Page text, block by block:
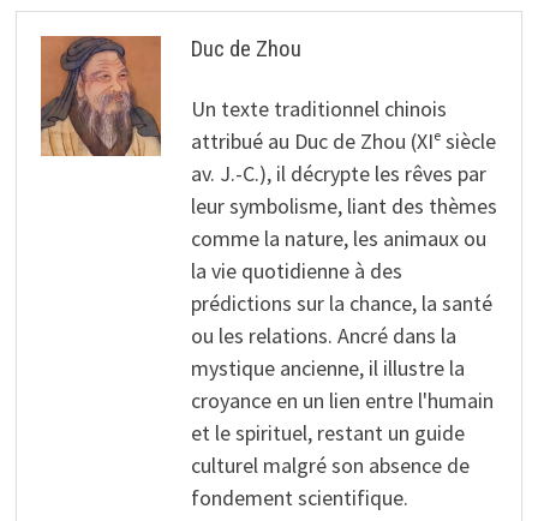
Duc de Zhou
Un texte traditionnel chinois
attribué au Duc de Zhou (XIᵉ siècle
av. J.-C.), il décrypte les rêves par
leur symbolisme, liant des thèmes
comme la nature, les animaux ou
la vie quotidienne à des
prédictions sur la chance, la santé
ou les relations. Ancré dans la
mystique ancienne, il illustre la
croyance en un lien entre l'humain
et le spirituel, restant un guide
culturel malgré son absence de
fondement scientifique.